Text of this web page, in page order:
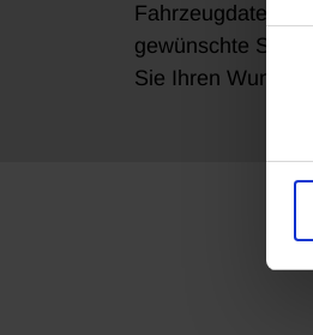
Fahrzeugdaten
gewünschte
Sie Ihren